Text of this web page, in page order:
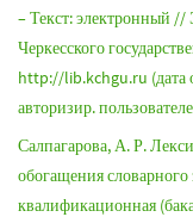
– Текст: электронный //
Черкесского
http://lib.kchgu.ru (дата
авторизир.
Салпагарова, А. Р.
обогащения
квалификационная